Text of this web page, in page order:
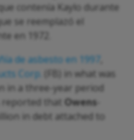
contenía Kaylo durante
se reemplazó el
en 1972.
de asbesto en 1997
Corp
(FB) in what was
in a three-year period
reported that Owens-
in debt attached to